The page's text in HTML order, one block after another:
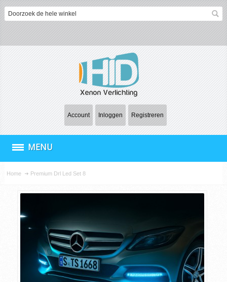
Account Inloggen Registreren
MENU
Home Premium Drl Led Set 8